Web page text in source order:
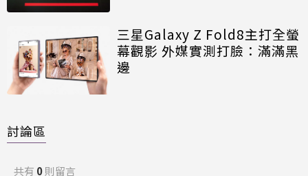
三星Galaxy Z Fold8主打全螢
幕觀影 外媒實測打臉：滿滿黑
邊
討論區
共有 0則留言